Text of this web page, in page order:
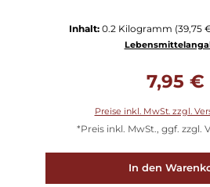
Inhalt: 0.2 Kilogramm (39,75
7,95 €
Preise inkl. MwSt. zzgl.
*Preis inkl. MwSt., ggf. zzgl.
In den